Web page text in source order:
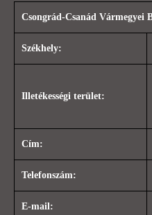
Csongrád-Csanád Vármegyei
Székhely:
Illetékességi terület:
Cím:
Telefonszám:
E-mail: